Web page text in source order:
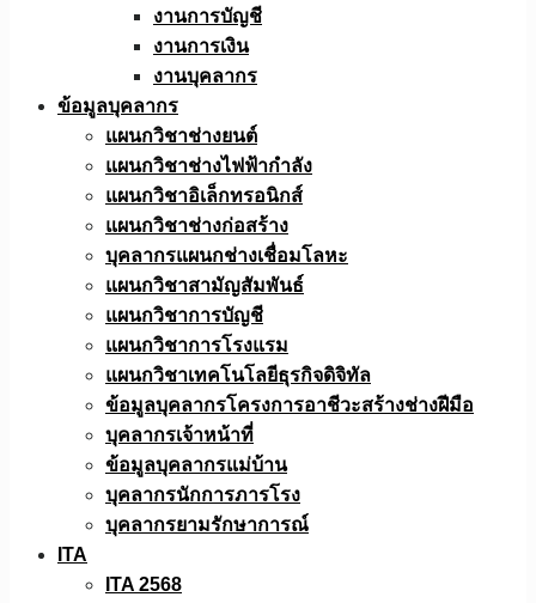
งานการบัญชี
งานการเงิน
งานบุคลากร
ข้อมูลบุคลากร
แผนกวิชาช่างยนต์
แผนกวิชาช่างไฟฟ้ากำลัง
แผนกวิชาอิเล็กทรอนิกส์
แผนกวิชาช่างก่อสร้าง
บุคลากรแผนกช่างเชื่อมโลหะ
แผนกวิชาสามัญสัมพันธ์
แผนกวิชาการบัญชี
แผนกวิชาการโรงแรม
แผนกวิชาเทคโนโลยีธุรกิจดิจิทัล
ข้อมูลบุคลากรโครงการอาชีวะสร้างช่างฝีมือ
บุคลากรเจ้าหน้าที่
ข้อมูลบุคลากรแม่บ้าน
บุคลากรนักการภารโรง
บุคลากรยามรักษาการณ์
ITA
ITA 2568